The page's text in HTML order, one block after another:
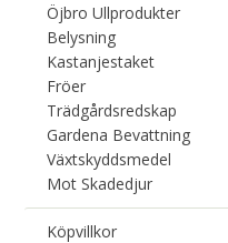
Öjbro Ullprodukter
Belysning
Kastanjestaket
Fröer
Trädgårdsredskap
Gardena Bevattning
Växtskyddsmedel
Mot Skadedjur
Köpvillkor